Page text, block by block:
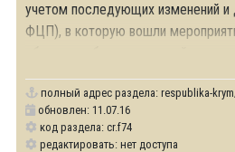
учетом последующих изменений и
ФЦП), в которую вошли
полный адрес раздела: respublika-
обновлен: 11.07.16
код раздела: cr.f74
редактировать: нет доступа